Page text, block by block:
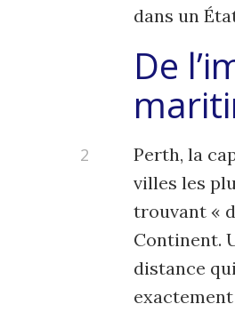
dans un
De
Perth, la
villes les
trouvant «
Continent.
distance